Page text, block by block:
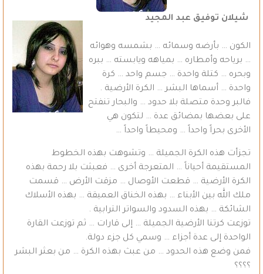
شيلان توفيق عبد المجيد
الكون … بأرضه وسمائه … بشمسه وهوائه
… برياحه وأمطاره … بمياهه ويابسته … ببره
وبحره … كتلة واحدة … جسم واحد … كرة
واحدة … أسماها البشر … الكرة الأرضية .
فالبر وحدة متصلة بلا حدود … والبحار تنفتح
على بعضها بمضائق عدة … لتكون هي
الأخرى بحراً واحداً … ومحيطاً واحداً …
تجزأت هذه الكرة الجميلة … وتشوهت بهذه الخطوط
المستقيمة أحياناً … المتعرجة أخرى … فعبثت بلا رحمة بهذه
الكرة الأرضية … قطعت الأوصال … مزقت الأرض … قسمت
ملك الله بين الأبناء … بهذه الخناق العميقة … بهذه الأسلاك
الشائكة … بهذه السدود والسواتر الترابية .
توزعت كرتنا الأرضية الجميلة … إلى قارات … ثم توزعت القارة
الواحدة إلى عدة أجزاء … وسمي كل جزء دولة.
فمن وضع هذه الحدود … من عبث بهذه الكرة … من بعثر البشر
؟؟؟؟